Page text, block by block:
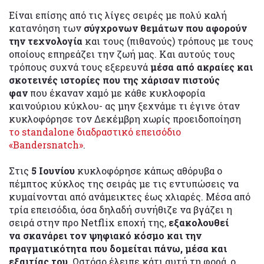
Είναι επίσης από τις λίγες σειρές με πολύ καλή
κατανόηση των σύγχρονων θεμάτων που αφορούν
την τεχνολογία και τους (πιθανούς) τρόπους με τους
οποίους επηρεάζει την ζωή μας. Και αυτούς τους
τρόπους συχνά τους εξερευνάμέσα από ακραίες και
σκοτεινές ιστορίες που της χάρισαν πιστούς
φαν που έκαναν χαμό με κάθε κυκλοφορία
καινούριου κύκλου- ας μην ξεχνάμε τι έγινε όταν
κυκλοφόρησε τον Δεκέμβρη χωρίς προειδοποίηση
το standalone διαδραστικό επεισόδιο
«Bandersnatch».
Στις 5 Ιουνίου κυκλοφόρησε κάπως αθόρυβα ο
πέμπτος κύκλος της σειράς με τις εντυπώσεις να
κυμαίνονται από ανάμεικτες έως χλιαρές. Μέσα από
τρία επεισόδια, όσα δηλαδή συνήθιζε να βγάζει η
σειρά στην προ Netflix εποχή της, εξακολουθεί
να σκανάρει τον ψηφιακό κόσμο και την
πραγματικότητα που δομείται πάνω, μέσα και
εξαιτίας του . Ωστόσο έλειπε κάτι αυτή τη φορά, ο